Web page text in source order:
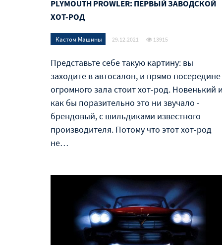
PLYMOUTH PROWLER: ПЕРВЫЙ ЗАВОДСКОЙ
ХОТ-РОД
Кастом Машины 29.12.2021 13915
Представьте себе такую картину: вы
заходите в автосалон, и прямо посередине
огромного зала стоит хот-род. Новенький
как бы поразительно это ни звучало -
брендовый, с шильдиками известного
производителя. Потому что этот хот-род
не…